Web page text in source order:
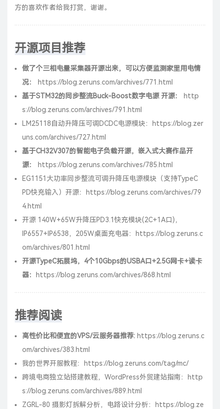
方的喜欢作者给我打赏，谢谢。
开源项目推荐
做了个三相电量采集器开源出来，可以方便监测家里用电情
况：
https://blog.zeruns.com/archives/771.html
基于STM32的同步整流Buck-Boost数字电源 开源：
http
s://blog.zeruns.com/archives/791.html
LM25118自动升降压可调DCDC电源模块：
https://blog.zer
uns.com/archives/727.html
基于CH32V307的智能电子负载开源，嵌入式大赛作品开
源：
https://blog.zeruns.com/archives/785.html
EG1151大功率同步整流可调升降压电源模块（支持TypeC
PD快充输入）开源：
https://blog.zeruns.com/archives/79
4.html
开源 140W+65W升降压PD3.1快充模块(2C+1A口)，
IP6557+IP6538，205W桌面充电器：
https://blog.zeruns.c
om/archives/801.html
开源TypeC拓展坞，4个10Gbps的USBA口+2.5G网卡+读卡
器：
https://blog.zeruns.com/archives/868.html
推荐阅读
高性价比和便宜的VPS/云服务器推荐: https://blog.zeruns.c
om/archives/383.html
我的世界开服教程：
https://blog.zeruns.com/tag/mc/
跨境电商独立站搭建教程，WordPress外贸建站指南：
http
s://blog.zeruns.com/archives/889.html
ZGRL-80 摄影灯拆解分析，电路设计分析：
https://blog.ze